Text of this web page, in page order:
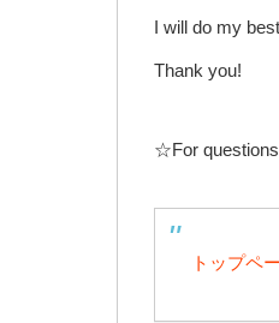
I will do my
Thank you!
☆For
トップペ